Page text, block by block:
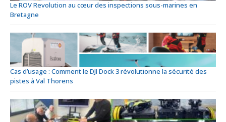
Le ROV Revolution au cœur des inspections sous-marines en
Bretagne
Cas d’usage : Comment le DJI Dock 3 révolutionne la sécurité des
pistes à Val Thorens